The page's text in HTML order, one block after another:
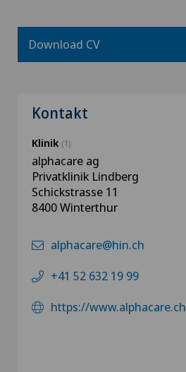
Download CV
Kontakt
Klinik (1)
alphacare ag
Privatklinik Lindberg
Schickstrasse 11
8400 Winterthur
alphacare@hin.ch
+41 52 632 19 99
https://www.alphacare.ch